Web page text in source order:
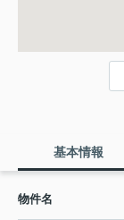
基本情報
物件名